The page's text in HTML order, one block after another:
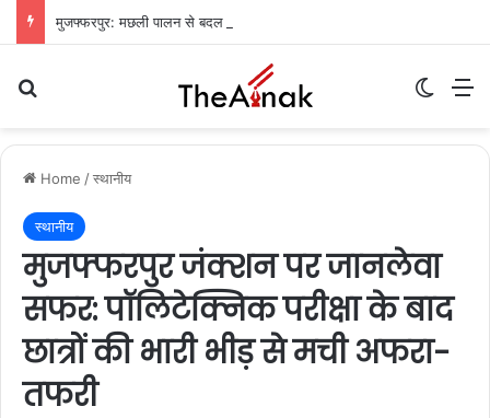
Home /स्थानीय
स्थानीय
मुजफ्फरपुर जंक्शन पर जानलेवा
सफर: पॉलिटेक्निक परीक्षा के बाद
छात्रों की भारी भीड़ से मची अफरा-
तफरी